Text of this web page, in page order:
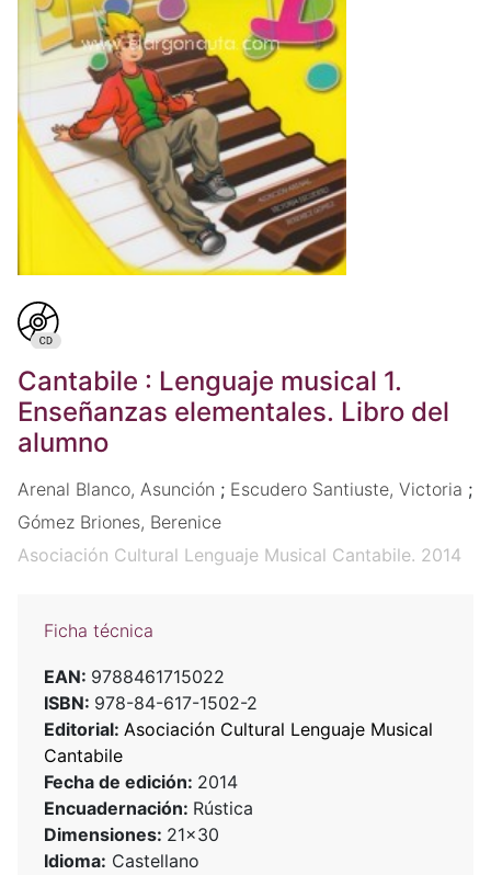
Cantabile : Lenguaje musical 1.
Enseñanzas elementales. Libro del
alumno
Arenal Blanco, Asunción ; Escudero Santiuste, Victoria ;
Gómez Briones, Berenice
Asociación Cultural Lenguaje Musical Cantabile. 2014
Ficha técnica
EAN: 9788461715022
ISBN: 978-84-617-1502-2
Editorial: Asociación Cultural Lenguaje Musical
Cantabile
Fecha de edición: 2014
Encuadernación: Rústica
Dimensiones: 21x30
Idioma: Castellano